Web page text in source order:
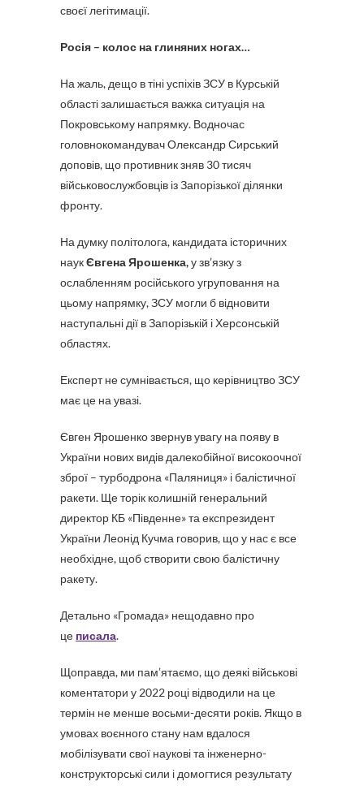
своєї легітимації.
Росія – колос на глиняних ногах…
На жаль, дещо в тіні успіхів ЗСУ в Курській
області залишається важка ситуація на
Покровському напрямку. Водночас
головнокомандувач Олександр Сирський
доповів, що противник зняв 30 тисяч
військовослужбовців із Запорізької ділянки
фронту.
На думку політолога, кандидата історичних
наукЄвгена Ярошенка,у зв’язку з
ослабленням російського угруповання на
цьому напрямку, ЗСУ могли б відновити
наступальні дії в Запорізькій і Херсонській
областях.
Експерт не сумнівається, що керівництво ЗСУ
має це на увазі.
Євген Ярошенко звернув увагу на появу в
України нових видів далекобійної високоочної
зброї – турбодрона «Паляниця» і балістичної
ракети. Ще торік колишній генеральний
директор КБ «Південне» та експрезидент
України Леонід Кучма говорив, що у нас є все
необхідне, щоб створити свою балістичну
ракету.
Детально «Громада» нещодавно про
це писала.
Щоправда, ми пам’ятаємо, що деякі військові
коментатори у 2022 році відводили на це
термін не менше восьми-десяти років. Якщо в
умовах воєнного стану нам вдалося
мобілізувати свої наукові та інженерно-
конструкторські сили і домогтися результату